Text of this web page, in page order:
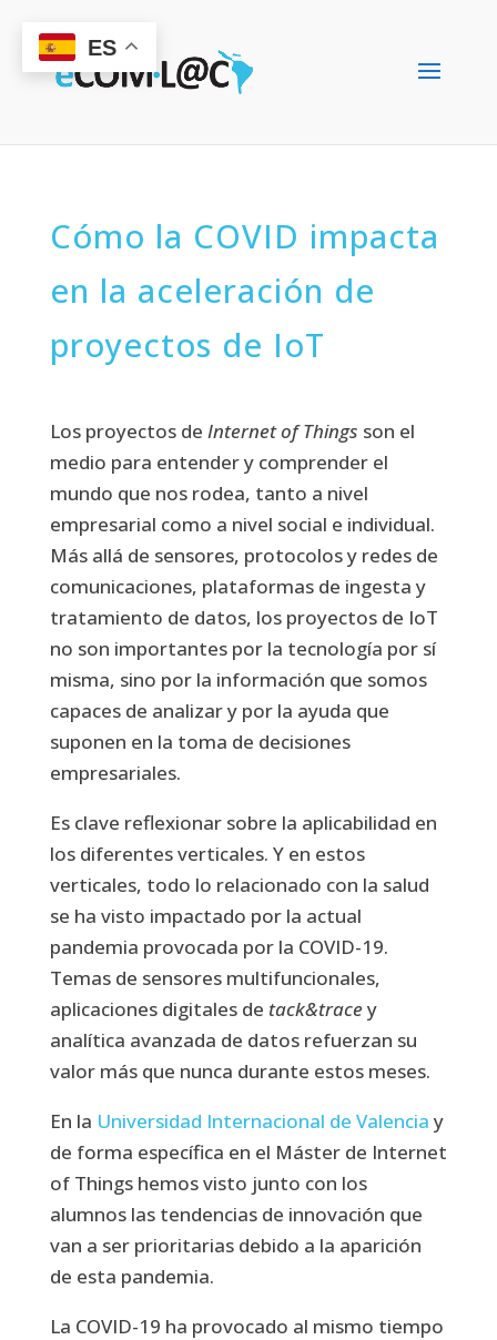
Cómo la COVID impacta
en la aceleración de
proyectos de IoT
Los proyectos de Internet of Things son el
medio para entender y comprender el
mundo que nos rodea, tanto a nivel
empresarial como a nivel social e individual.
Más allá de sensores, protocolos y redes de
comunicaciones, plataformas de ingesta y
tratamiento de datos, los proyectos de IoT
no son importantes por la tecnología por sí
misma, sino por la información que somos
capaces de analizar y por la ayuda que
suponen en la toma de decisiones
empresariales.
Es clave reflexionar sobre la aplicabilidad en
los diferentes verticales. Y en estos
verticales, todo lo relacionado con la salud
se ha visto impactado por la actual
pandemia provocada por la COVID-19.
Temas de sensores multifuncionales,
aplicaciones digitales de tack&tracey
analítica avanzada de datos refuerzan su
valor más que nunca durante estos meses.
En la Universidad Internacional de Valencia y
de forma específica en el Máster de Internet
of Things hemos visto junto con los
alumnos las tendencias de innovación que
van a ser prioritarias debido a la aparición
de esta pandemia.
La COVID-19 ha provocado al mismo tiempo
ES